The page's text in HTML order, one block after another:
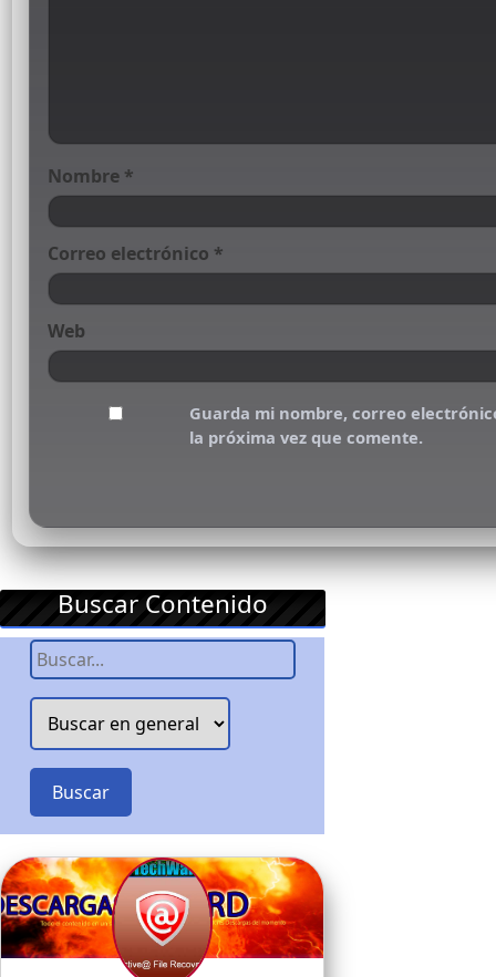
Nombre *
Correo electrónico *
Web
Guarda mi nombre, correo
la próxima vez que comente.
Buscar Contenido
Buscar